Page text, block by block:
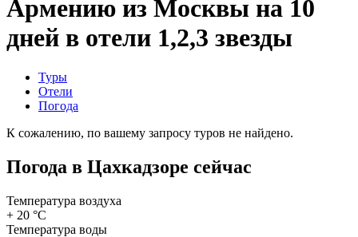
Армению из Москвы на 10
дней в отели 1,2,3 звезды
Туры
Отели
Погода
К сожалению, по вашему запросу туров не найдено.
Погода в Цахкадзоре сейчас
Температура воздуха
+ 20 °C
Температура воды